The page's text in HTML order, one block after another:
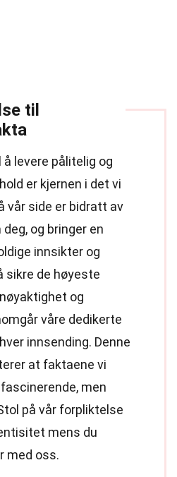
til
levere pålitelig og
er kjernen i det vi
vår side er bidratt av
og bringer en
innsikter og
sikre de høyeste
og
våre dedikerte
innsending. Denne
at faktaene vi
men
på vår forpliktelse
mens du
med oss.